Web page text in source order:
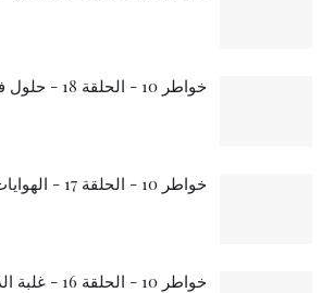
خواطر 10 - الحلقة 18 - حلول في الإسكان
خواطر 10 - الحلقة 17 - الهوايات تهذب الهوى
خواطر 10 - الحلقة 16 - غلبة الدَّين